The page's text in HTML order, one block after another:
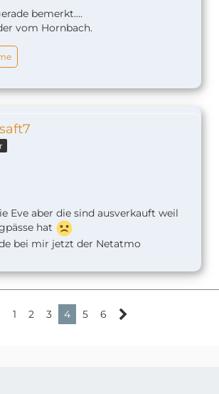
bemerkt....
vom Hornbach.
Eve aber die sind ausverkauft weil
hat
bei mir jetzt der Netatmo
1 2 3 4 5 6